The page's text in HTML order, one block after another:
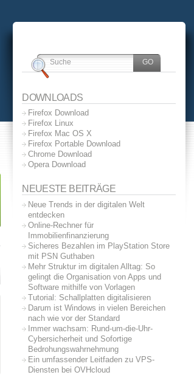
DOWNLOADS
Firefox Download
Firefox Linux
Firefox Mac OS X
Firefox Portable Download
Chrome Download
Opera Download
NEUESTE BEITRÄGE
Neue Trends in der digitalen Welt
entdecken
Online-Rechner für
Immobilienfinanzierung
Sicheres Bezahlen im PlayStation Store
mit PSN Guthaben
Mehr Struktur im digitalen Alltag: So
gelingt die Organisation von Apps und
Software mithilfe von Vorlagen
Tutorial: Schallplatten digitalisieren
Darum ist Windows in vielen Bereichen
nach wie vor der Standard
Immer wachsam: Rund-um-die-Uhr-
Cybersicherheit und Sofortige
Bedrohungswahrnehmung
Ein umfassender Leitfaden zu VPS-
Diensten bei OVHcloud